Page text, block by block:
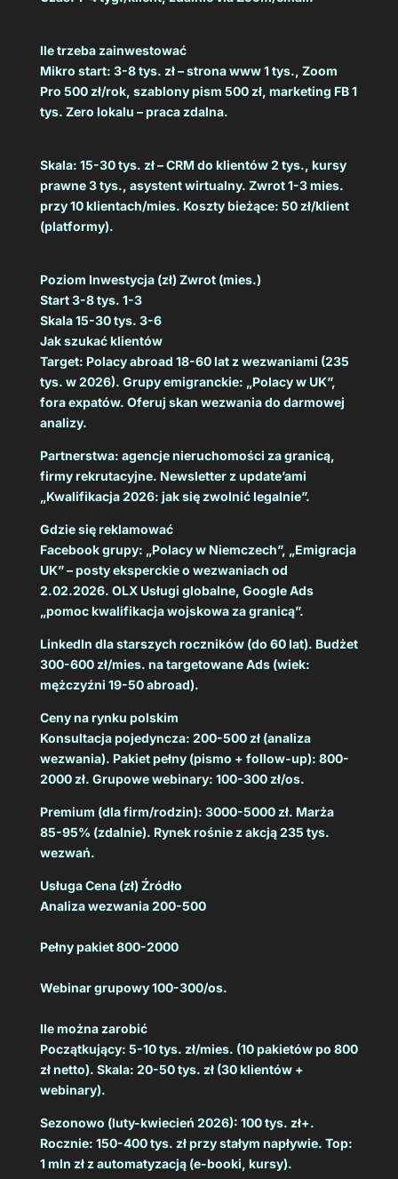
Ile trzeba zainwestować
Mikro start: 3-8 tys. zł – strona www 1 tys., Zoom
Pro 500 zł/rok, szablony pism 500 zł, marketing FB 1
tys. Zero lokalu – praca zdalna.
Skala: 15-30 tys. zł – CRM do klientów 2 tys., kursy
prawne 3 tys., asystent wirtualny. Zwrot 1-3 mies.
przy 10 klientach/mies. Koszty bieżące: 50 zł/klient
(platformy).
Poziom Inwestycja (zł) Zwrot (mies.)
Start 3-8 tys. 1-3
Skala 15-30 tys. 3-6
Jak szukać klientów
Target: Polacy abroad 18-60 lat z wezwaniami (235
tys. w 2026). Grupy emigranckie: „Polacy w UK”,
fora expatów. Oferuj skan wezwania do darmowej
analizy.
Partnerstwa: agencje nieruchomości za granicą,
firmy rekrutacyjne. Newsletter z update’ami
„Kwalifikacja 2026: jak się zwolnić legalnie”.
Gdzie się reklamować
Facebook grupy: „Polacy w Niemczech”, „Emigracja
UK” – posty eksperckie o wezwaniach od
2.02.2026. OLX Usługi globalne, Google Ads
„pomoc kwalifikacja wojskowa za granicą”.
LinkedIn dla starszych roczników (do 60 lat). Budżet
300-600 zł/mies. na targetowane Ads (wiek:
mężczyźni 19-50 abroad).
Ceny na rynku polskim
Konsultacja pojedyncza: 200-500 zł (analiza
wezwania). Pakiet pełny (pismo + follow-up): 800-
2000 zł. Grupowe webinary: 100-300 zł/os.
Premium (dla firm/rodzin): 3000-5000 zł. Marża
85-95% (zdalnie). Rynek rośnie z akcją 235 tys.
wezwań.
Usługa Cena (zł) Źródło
Analiza wezwania 200-500
Pełny pakiet 800-2000
Webinar grupowy 100-300/os.
Ile można zarobić
Początkujący: 5-10 tys. zł/mies. (10 pakietów po 800
zł netto). Skala: 20-50 tys. zł (30 klientów +
webinary).
Sezonowo (luty-kwiecień 2026): 100 tys. zł+.
Rocznie: 150-400 tys. zł przy stałym napływie. Top:
1 mln zł z automatyzacją (e-booki, kursy).